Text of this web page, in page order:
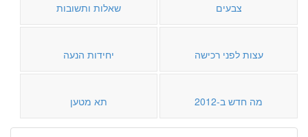
צבעים שאלות ותשובות
עצות לפני רכישה יחידות הנעה
מה חדש ב-2012 תא מטען